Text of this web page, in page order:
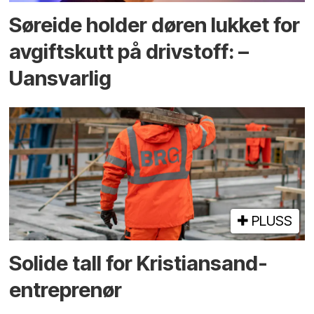
Søreide holder døren lukket for
avgiftskutt på drivstoff: –
Uansvarlig
PLUSS
Solide tall for Kristiansand-
entreprenør